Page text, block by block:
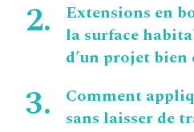
Extensions en
la surface
d’un projet bien
Comment
sans laisser de